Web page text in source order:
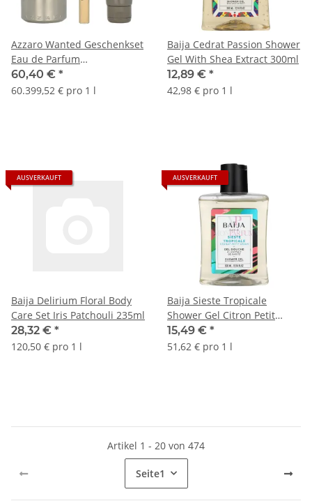
Azzaro Wanted Geschenkset
Eau de Parfum
100ml/Shower Gel 75ml/Eau
de Parfum 10ml
60,40 € *
60.399,52 € pro 1 l
Baija Cedrat Passion Shower
Gel With Shea Extract 300ml
12,89 € *
42,98 € pro 1 l
AUSVERKAUFT
Baija Delirium Floral Body
Care Set Iris Patchouli 235ml
28,32 € *
120,50 € pro 1 l
AUSVERKAUFT
Baija Sieste Tropicale
Shower Gel Citron Petit
Grain 300ml
15,49 € *
51,62 € pro 1 l
Artikel 1 - 20 von 474
Seite1